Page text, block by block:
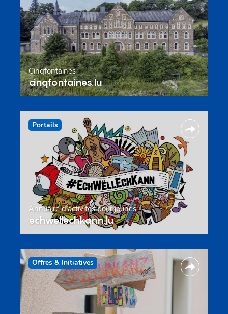
Cinqfontaines
cinqfontaines.lu
Portails
Annuaire d’activités pour jeunes
echwellechkann.lu
Offres & Initiatives